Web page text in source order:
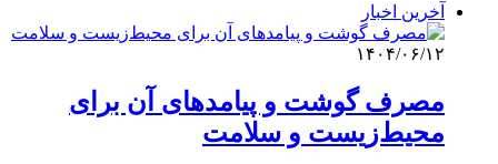
آخرین اخبار
۱۴۰۴/۰۶/۱۲
مصرف گوشت و پیامدهای آن برای
محیط‌زیست و سلامت